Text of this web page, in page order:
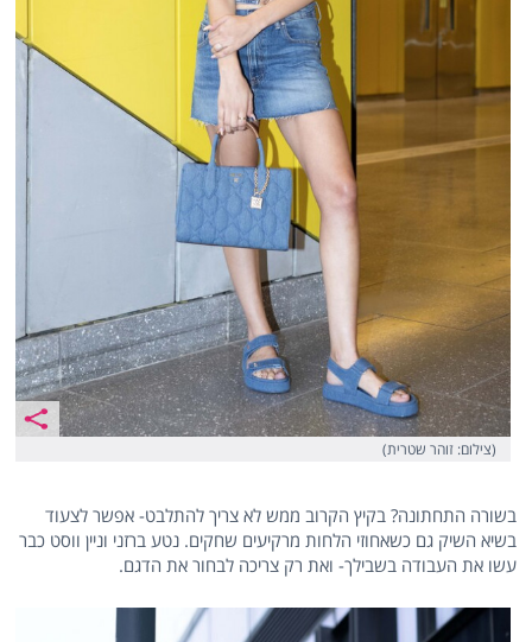
(צילום: זוהר שטרית)
בשורה התחתונה? בקיץ הקרוב ממש לא צריך להתלבט- אפשר לצעוד
בשיא השיק גם כשאחוזי הלחות מרקיעים שחקים. נטע ברזני וניין ווסט כבר
עשו את העבודה בשבילך- ואת רק צריכה לבחור את הדגם.